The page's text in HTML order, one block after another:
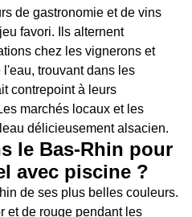
de gastronomie et de vins
favori. Ils alternent
chez les vignerons et
trouvant dans les
contrepoint à leurs
marchés locaux et les
délicieusement alsacien.
le Bas-Rhin pour
avec piscine ?
de ses plus belles couleurs.
et de rouge pendant les